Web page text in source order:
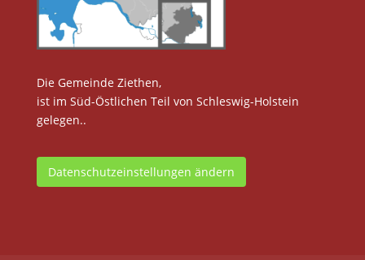
Die Gemeinde Ziethen,
ist im Süd-Östlichen Teil von Schleswig-Holstein
gelegen..
Datenschutzeinstellungen ändern